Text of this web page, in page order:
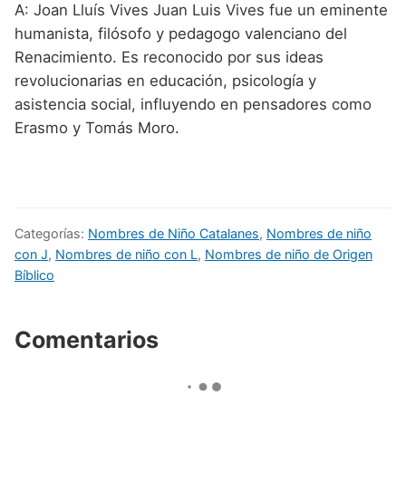
A: Joan Lluís Vives Juan Luis Vives fue un eminente
humanista, filósofo y pedagogo valenciano del
Renacimiento. Es reconocido por sus ideas
revolucionarias en educación, psicología y
asistencia social, influyendo en pensadores como
Erasmo y Tomás Moro.
Categorías: Nombres de Niño Catalanes, Nombres de niño
con J, Nombres de niño con L, Nombres de niño de Origen
Bíblico
Comentarios